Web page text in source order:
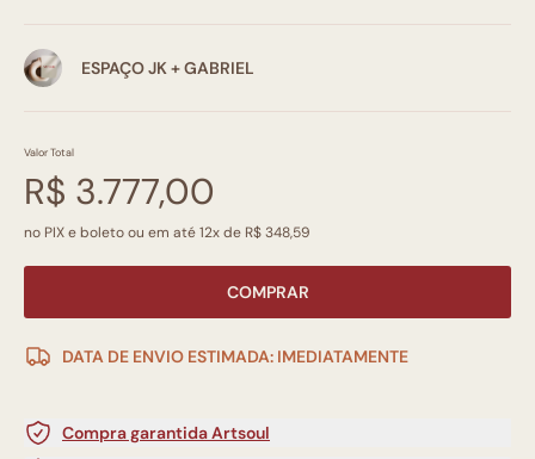
ESPAÇO JK + GABRIEL
Valor Total
R$ 3.777,00
no PIX e boleto ou em até 12x de R$ 348,59
COMPRAR
DATA DE ENVIO ESTIMADA: IMEDIATAMENTE
Compra garantida Artsoul